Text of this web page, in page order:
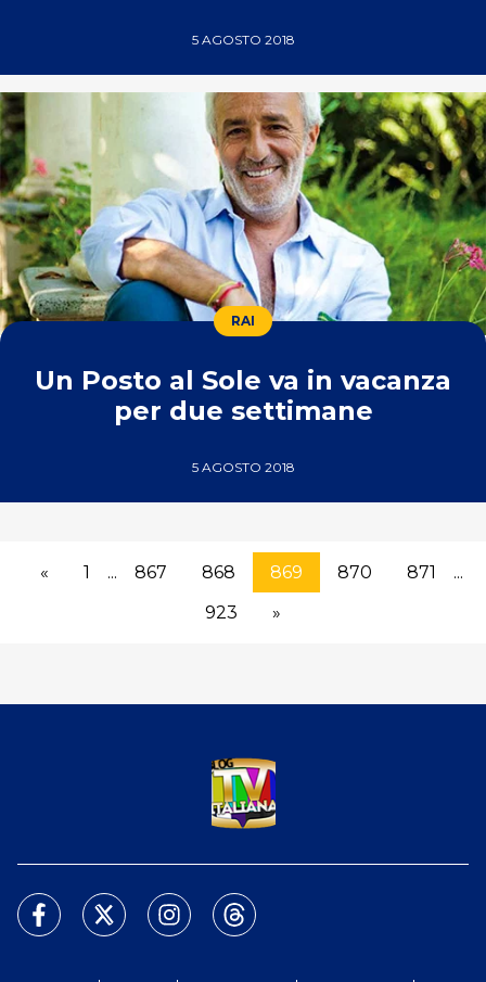
5 AGOSTO 2018
RAI
Un Posto al Sole va in vacanza
per due settimane
5 AGOSTO 2018
« 1 ... 867 868 869 870 871
...
923
»